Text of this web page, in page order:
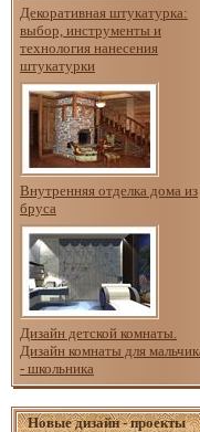
Декоративная штукатурка:
выбор, инструменты и
технология нанесения
штукатурки
Внутренняя отделка дома из
бруса
Дизайн детской комнаты.
Дизайн комнаты для
- школьника
Новые дизайн - проекты